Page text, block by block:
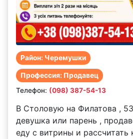
Район: Черемушки
Профессия: Продавец
Телефон: (098) 387-54-13
В Столовую на Филатова ,
девушка или парень ,
еду с витрины и рассчитать